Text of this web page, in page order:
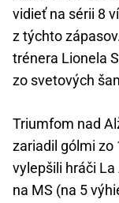
vidieť na sérii 8
z týchto
trénera Lionela
zo svetových
Triumfom nad
zariadil gólmi zo
vylepšili hráči
na MS (na 5